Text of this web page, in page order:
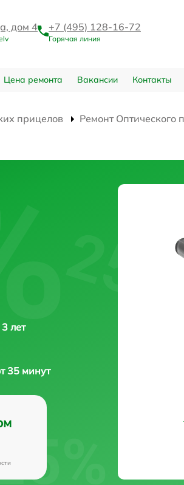
дом 4 +7 (495) 128-16-72
Горячая линия
Цена ремонта Вакансии Контакты
прицелов
Ремонт Оптического
лет
35 минут